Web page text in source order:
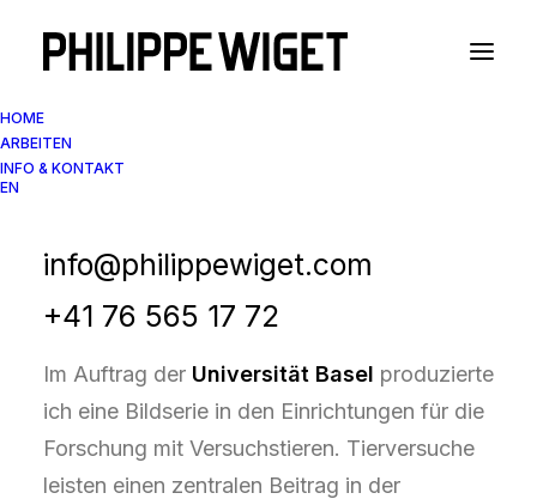
HOME
ARBEITEN
INFO & KONTAKT
EN
info@philippewiget.com
+41 76 565 17 72
Tierforschung
Im Auftrag der Universität Basel produzierte
ich eine Bildserie in den Einrichtungen für die
Forschung mit Versuchstieren. Tierversuche
leisten einen zentralen Beitrag in der